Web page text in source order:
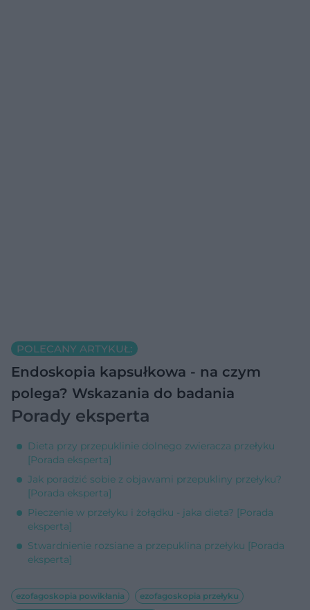
POLECANY ARTYKUŁ:
Endoskopia kapsułkowa - na czym
polega? Wskazania do badania
Porady eksperta
Dieta przy przepuklinie dolnego zwieracza przełyku
[Porada eksperta]
Jak poradzić sobie z objawami przepukliny przełyku?
[Porada eksperta]
Pieczenie w przełyku i żołądku - jaka dieta? [Porada
eksperta]
Stwardnienie rozsiane a przepuklina przełyku [Porada
eksperta]
ezofagoskopia powikłania
ezofagoskopia przełyku